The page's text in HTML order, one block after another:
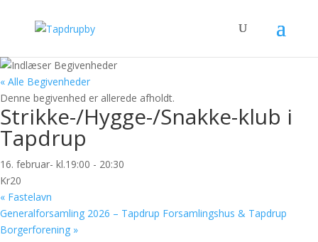
« Alle Begivenheder
Denne begivenhed er allerede afholdt.
Strikke-/Hygge-/Snakke-klub i
Tapdrup
16. februar- kl.19:00 - 20:30
Kr20
« Fastelavn
Generalforsamling 2026 – Tapdrup Forsamlingshus & Tapdrup
Borgerforening »